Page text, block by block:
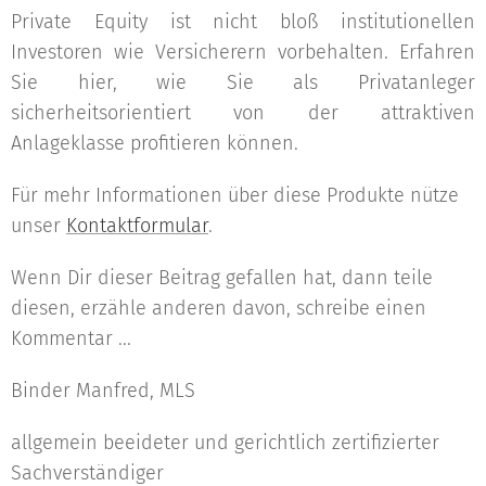
Private Equity ist nicht bloß institutionellen
Investoren wie Versicherern vorbehalten. Erfahren
Sie hier, wie Sie als Privatanleger
sicherheitsorientiert von der attraktiven
Anlageklasse profitieren können.
Für mehr Informationen über diese Produkte nütze
unser Kontaktformular.
Wenn Dir dieser Beitrag gefallen hat, dann teile
diesen, erzähle anderen davon, schreibe einen
Kommentar ...
Binder Manfred, MLS
allgemein beeideter und gerichtlich zertifizierter
Sachverständiger